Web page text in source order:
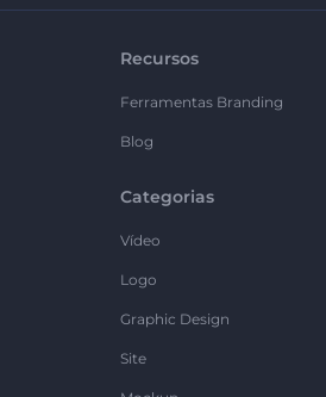
Recursos
Ferramentas Branding
Blog
Categorias
Vídeo
Logo
Graphic Design
Site